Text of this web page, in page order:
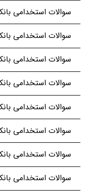
سوالات استخدامی
سوالات استخدامی
سوالات استخدامی
سوالات استخدامی
سوالات استخدامی
سوالات استخدامی
سوالات استخدامی
سوالات استخدامی